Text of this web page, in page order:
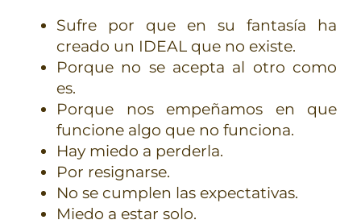
Sufre por que en su fantasía ha
creado un IDEAL que no existe.
Porque no se acepta al otro como
es.
Porque nos empeñamos en que
funcione algo que no funciona.
Hay miedo a perderla.
Por resignarse.
No se cumplen las expectativas.
Miedo a estar solo.